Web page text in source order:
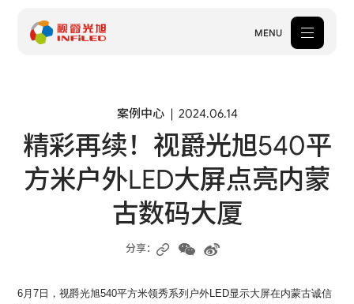
MENU
解决方案
案例中心
案例中心 2024.06.14
精彩再续！视爵光旭540平
方米户外LED大屏点亮内蒙
古数码大厦
分享：
6月7日，视爵光旭540平方米领秀系列户外LED显示大屏在内蒙古诚信